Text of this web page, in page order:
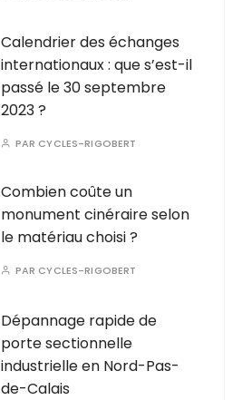
Calendrier des échanges
internationaux : que s’est-il
passé le 30 septembre
2023 ?
PAR CYCLES-RIGOBERT
Combien coûte un
monument cinéraire selon
le matériau choisi ?
PAR CYCLES-RIGOBERT
Dépannage rapide de
porte sectionnelle
industrielle en Nord-Pas-
de-Calais